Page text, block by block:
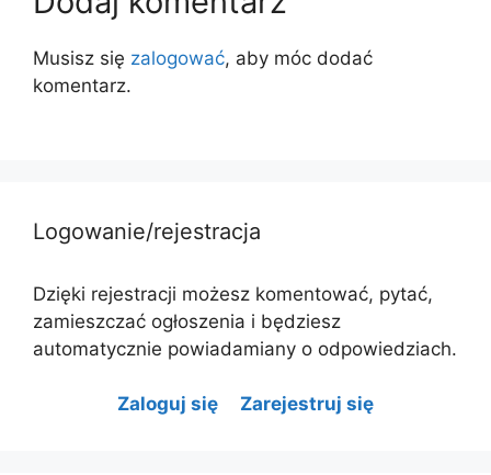
Musisz się zalogować, aby móc dodać
komentarz.
Logowanie/rejestracja
Dzięki rejestracji możesz komentować, pytać,
zamieszczać ogłoszenia i będziesz
automatycznie powiadamiany o odpowiedziach.
Zaloguj się Zarejestruj się